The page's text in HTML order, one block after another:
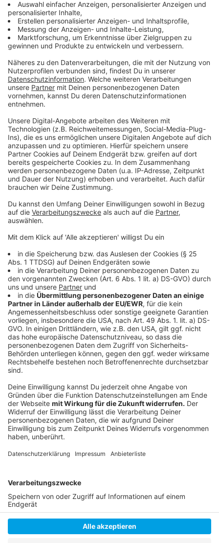
Düsseldorf - Zwanzig23 by Lukas Jakobi
Bestätigt:
Düsseldorf - 1876 Daniel Dal-Ben
Düsseldorf - Agata's
Düsseldorf - Im Schiffchen
Düsseldorf - Le Flair
Düsseldorf - Nagaya
Düsseldorf - Pink Pepper
Düsseldorf - Yoshi by Nagaya
Anzeige
Anzeige
Weitere Infos und Links zum Thema:
Anzeige
Alle Sternerestaurants - Guide MICHELIN
Deutschland 2024
Die Übersicht über Sterne-Restaurants in
Düsseldorf
So viele Michelin-Sterne wie nie zuvor
Ende Februar hatte ein Sterne-Restaurant in
Düsseldorf geschlossen
Anzeige
Anzeige